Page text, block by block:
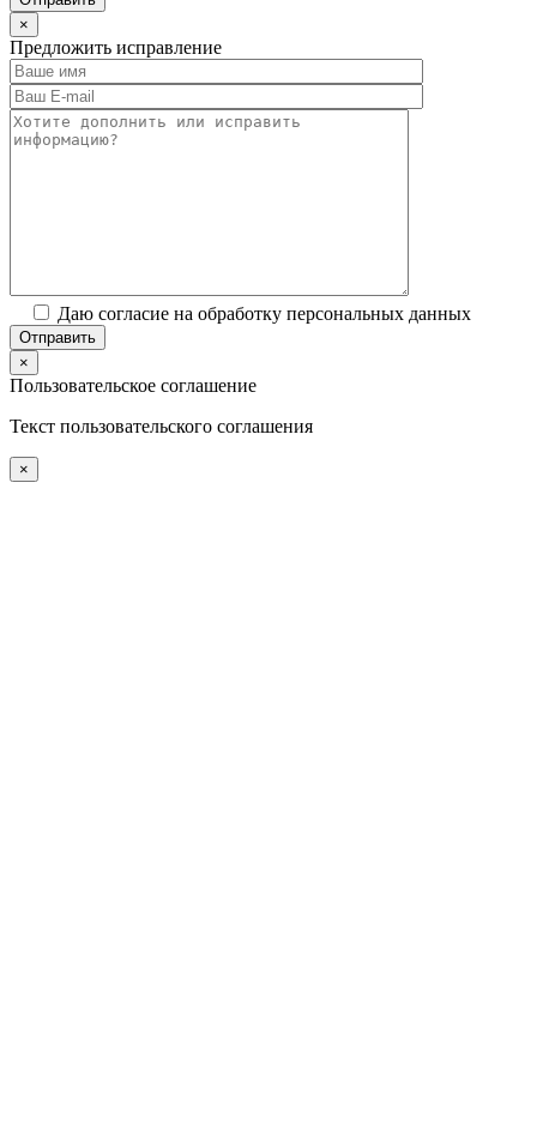
×
Предложить исправление
Даю согласие на обработку персональных данных
×
Пользовательское соглашение
Текст пользовательского соглашения
×